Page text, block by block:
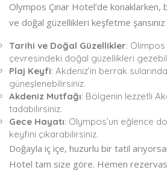
Olympos Çınar Hotel’de konaklarken,
ve doğal güzellikleri keşfetme şansınız
Tarihi ve Doğal Güzellikler:
çevresindeki doğal güzellikleri
Plaj Keyfi: Akdeniz’in berrak
güneşlenebilirsiniz.
Akdeniz Mutfağı: Bölgenin lezzetli
tadabilirsiniz.
Gece Hayatı: Olympos’un eğlence
keyfini çıkarabilirsiniz.
Doğayla iç içe, huzurlu bir tatil
Hotel tam size göre. Hemen